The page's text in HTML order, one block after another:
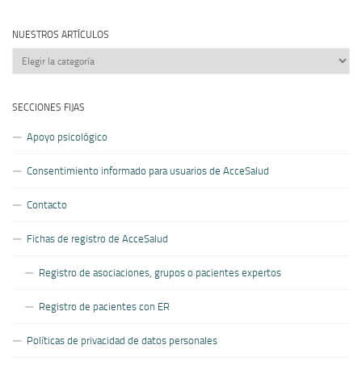
NUESTROS ARTÍCULOS
Nuestros
artículos
SECCIONES FIJAS
Apoyo psicológico
Consentimiento informado para usuarios de AcceSalud
Contacto
Fichas de registro de AcceSalud
Registro de asociaciones, grupos o pacientes expertos
Registro de pacientes con ER
Políticas de privacidad de datos personales